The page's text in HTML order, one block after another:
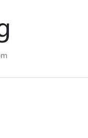
detected you might
Do you want to